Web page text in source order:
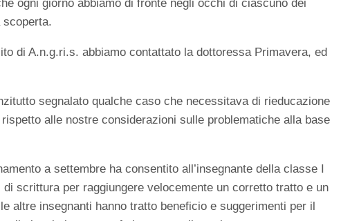
ogni giorno abbiamo di fronte negli occhi di ciascuno dei
scoperta.
di A.n.g.ri.s. abbiamo contattato la dottoressa Primavera, ed
segnalato qualche caso che necessitava di rieducazione
alle nostre considerazioni sulle problematiche alla base
a settembre ha consentito all’insegnante della classe I
scrittura per raggiungere velocemente un corretto tratto e un
altre insegnanti hanno tratto beneficio e suggerimenti per il